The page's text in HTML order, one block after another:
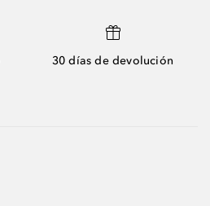
30 días de devolución